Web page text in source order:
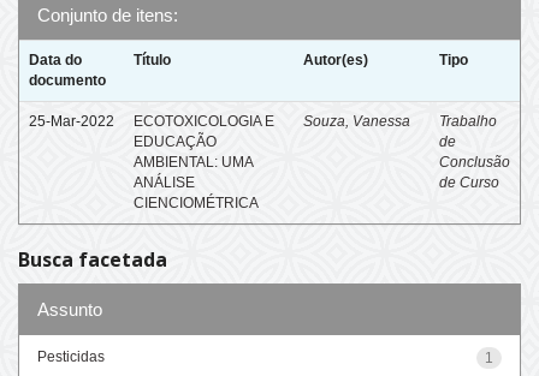
Conjunto de itens:
Data do
documento
Título Autor(es) Tipo
25-Mar-2022
ECOTOXICOLOGIA E
EDUCAÇÃO
AMBIENTAL: UMA
ANÁLISE
CIENCIOMÉTRICA
Souza, Vanessa
Trabalho
de
Conclusão
de Curso
Busca facetada
Assunto
1
Pesticidas